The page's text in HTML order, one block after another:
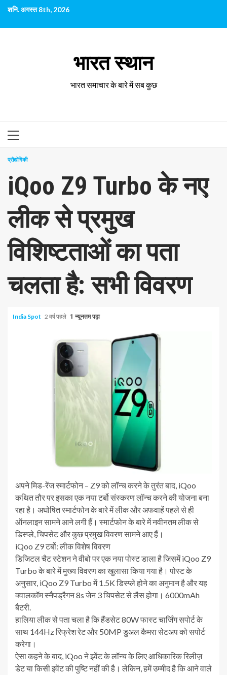
छोड़कर
पर
शनि. अगस्त 8th, 2026
भारत स्थान
भारत समाचार के बारे में सब कुछ
प्राथमिक
प्रौद्योगिकी
iQoo Z9 Turbo के नए
लीक से प्रमुख
विशिष्टताओं का पता
चलता है: सभी विवरण
India Spot 2 वर्ष पहले 1 न्यूनतम पढ़ा
अपने मिड-रेंज स्मार्टफोन – Z9 को लॉन्च करने के तुरंत बाद, iQoo
कथित तौर पर इसका एक नया टर्बो संस्करण लॉन्च करने की योजना बना
रहा है। अघोषित स्मार्टफोन के बारे में लीक और अफवाहें पहले से ही
ऑनलाइन सामने आने लगी हैं। स्मार्टफोन के बारे में नवीनतम लीक से
डिस्प्ले, चिपसेट और कुछ प्रमुख विवरण सामने आए हैं।
iQoo Z9 टर्बो: लीकविशेष विवरण
डिजिटल चैट स्टेशन ने वीबो पर एक नया पोस्ट डाला है जिसमें iQoo Z9
Turbo के बारे में मुख्य विवरण का खुलासा किया गया है। पोस्ट के
अनुसार, iQoo Z9 Turbo में 1.5K डिस्प्ले होने का अनुमान है और यह
क्वालकॉम स्नैपड्रैगन 8s जेन 3 चिपसेट से लैस होगा। 6000mAh
बैटरी.
हालिया लीक से पता चला है कि हैंडसेट 80W फास्ट चार्जिंग सपोर्ट के
साथ 144Hz रिफ्रेश रेट और 50MP डुअल कैमरा सेटअप को सपोर्ट
करेगा।
ऐसा कहने के बाद, iQoo ने इवेंट के लॉन्च के लिए आधिकारिक रिलीज़
डेट या किसी इवेंट की पुष्टि नहीं की है। लेकिन, हमें उम्मीद है कि आने वाले